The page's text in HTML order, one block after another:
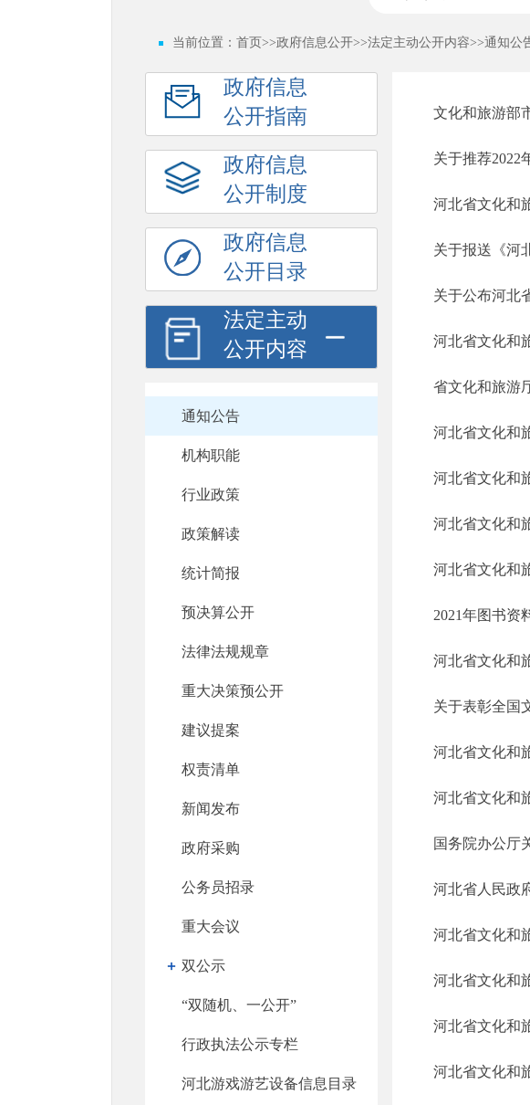
当前位置： 首页 >>政府信息公开>>法定主动公开内容>>通知公
政府信息
公开指南
政府信息
公开制度
政府信息
公开目录
法定主动
公开内容
通知公告
机构职能
行业政策
政策解读
统计简报
预决算公开
法律法规规章
重大决策预公开
建议提案
权责清单
新闻发布
政府采购
公务员招录
重大会议
双公示
“双随机、一公开”
行政执法公示专栏
河北游戏游艺设备信息目录
文化和旅游部
关于推荐2022
河北省文化和
关于报送《河
关于公布河北
河北省文化和
省文化和旅游
河北省文化和
河北省文化和
河北省文化和
河北省文化和
2021年图书资
河北省文化和
关于表彰全国
河北省文化和
河北省文化和
国务院办公厅
河北省人民政
河北省文化和
河北省文化和
河北省文化和
河北省文化和